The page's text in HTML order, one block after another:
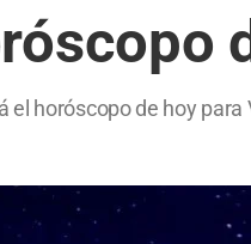
el horóscopo de hoy